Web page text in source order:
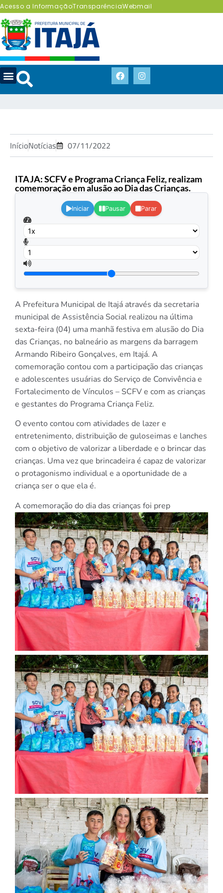
Acesso a InformaçãoTransparênciaWebmail
InícioNotícias 07/11/2022
ITAJA: SCFV e Programa Criança Feliz, realizam
comemoração em alusão ao Dia das Crianças.
Iniciar Pausar Parar
A Prefeitura Municipal de Itajá através da secretaria
municipal de Assistência Social realizou na última
sexta-feira (04) uma manhã festiva em alusão do Dia
das Crianças, no balneário as margens da barragem
Armando Ribeiro Gonçalves, em Itajá. A
comemoração contou com a participação das crianças
e adolescentes usuárias do Serviço de Convivência e
Fortalecimento de Vínculos – SCFV e com as crianças
e gestantes do Programa Criança Feliz.
O evento contou com atividades de lazer e
entretenimento, distribuição de guloseimas e lanches
com o objetivo de valorizar a liberdade e o brincar das
crianças. Uma vez que brincadeira é capaz de valorizar
o protagonismo individual e a oportunidade de a
criança ser o que ela é.
A comemoração do dia das crianças foi prep